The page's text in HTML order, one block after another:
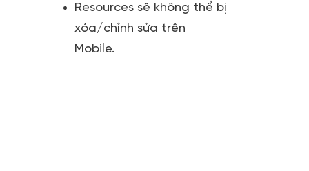
Resources sẽ không thể bị
xóa/chỉnh sửa trên
Mobile.